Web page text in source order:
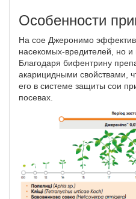
Особенности
На сое Джеронимо
насекомых-вредителей, но и
Благодаря бифентрину
акарицидными свойствами,
его в системе защиты сои
посевах.